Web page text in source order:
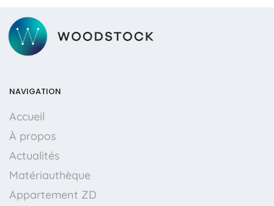
NAVIGATION
Accueil
À propos
Actualités
Matériauthèque
Appartement ZD